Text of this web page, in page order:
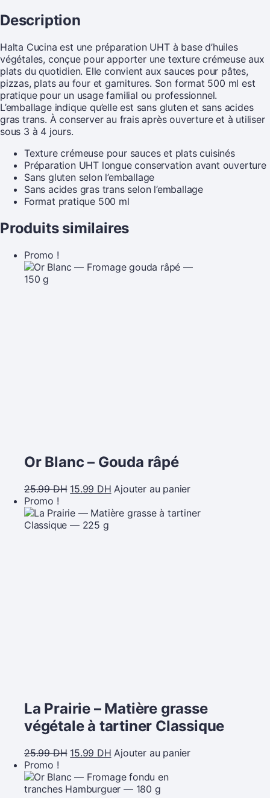
Description
Halta Cucina est une préparation UHT à base d’huiles
végétales, conçue pour apporter une texture crémeuse aux
plats du quotidien. Elle convient aux sauces pour pâtes,
pizzas, plats au four et garnitures. Son format 500 ml est
pratique pour un usage familial ou professionnel.
L’emballage indique qu’elle est sans gluten et sans acides
gras trans. À conserver au frais après ouverture et à utiliser
sous 3 à 4 jours.
Texture crémeuse pour sauces et plats cuisinés
Préparation UHT longue conservation avant ouverture
Sans gluten selon l’emballage
Sans acides gras trans selon l’emballage
Format pratique 500 ml
Produits similaires
Promo !
Or Blanc – Gouda râpé
25.99DH 15.99 DH Ajouter au panier
Promo !
La Prairie – Matière grasse
végétale à tartiner Classique
25.99DH 15.99 DH Ajouter au panier
Promo !